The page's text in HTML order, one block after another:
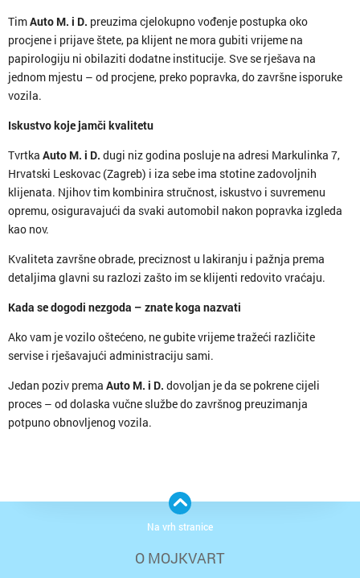
TimAuto M. i D. preuzima cjelokupno vođenje postupka oko
procjene i prijave štete, pa klijent ne mora gubiti vrijeme na
papirologiju ni obilaziti dodatne institucije. Sve se rješava na
jednom mjestu – od procjene, preko popravka, do završne isporuke
vozila.
Iskustvo koje jamči kvalitetu
Tvrtka Auto M. i D. dugi niz godina posluje na adresi Markulinka 7,
Hrvatski Leskovac (Zagreb) i iza sebe ima stotine zadovoljnih
klijenata. Njihov tim kombinira stručnost, iskustvo i suvremenu
opremu, osiguravajući da svaki automobil nakon popravka izgleda
kao nov.
Kvaliteta završne obrade, preciznost u lakiranju i pažnja prema
detaljima glavni su razlozi zašto im se klijenti redovito vraćaju.
Kada se dogodi nezgoda – znate koga nazvati
Ako vam je vozilo oštećeno, ne gubite vrijeme tražeći različite
servise i rješavajući administraciju sami.
Jedan poziv prema Auto M. i D. dovoljan je da se pokrene cijeli
proces – od dolaska vučne službe do završnog preuzimanja
potpuno obnovljenog vozila.
O MOJKVART
Na vrh stranice